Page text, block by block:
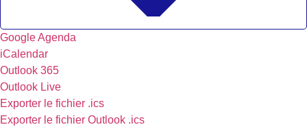
Google Agenda
iCalendar
Outlook 365
Outlook Live
Exporter le fichier .ics
Exporter le fichier Outlook .ics